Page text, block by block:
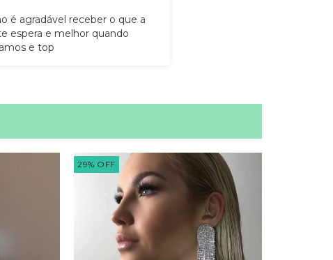
é agradável receber o que a
espera e melhor quando
e top
29% OFF